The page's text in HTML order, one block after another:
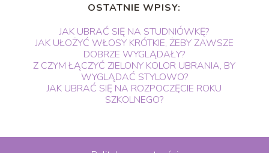
OSTATNIE WPISY:
JAK UBRAĆ SIĘ NA STUDNIÓWKĘ?
JAK UŁOŻYĆ WŁOSY KRÓTKIE, ŻEBY ZAWSZE
DOBRZE WYGLĄDAŁY?
Z CZYM ŁĄCZYĆ ZIELONY KOLOR UBRANIA, BY
WYGLĄDAĆ STYLOWO?
JAK UBRAĆ SIĘ NA ROZPOCZĘCIE ROKU
SZKOLNEGO?